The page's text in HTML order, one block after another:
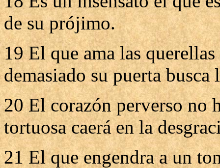
de su prójimo.
19 El que ama las
demasiado su puerta busca
20 El corazón perverso no
tortuosa caerá en la
21 El que engendra a un